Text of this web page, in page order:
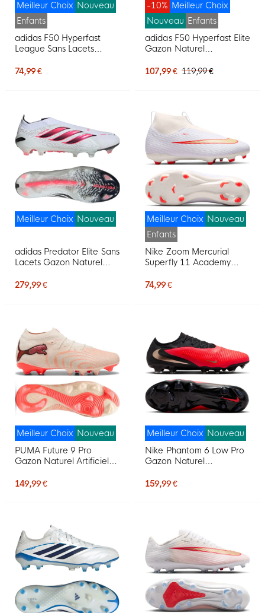
Meilleur Choix Nouveau
Enfants
adidas F50 Hyperfast
League Sans Lacets
Chaussures de Foot (FG)
74,99 €
Meilleur Choix
-10%
Nouveau Enfants
adidas F50 Hyperfast Elite
Gazon Naturel
Enfants Blanc Mauve
107,99 € 119,99 €
Meilleur Choix Nouveau
adidas Predator Elite Sans
Lacets Gazon Naturel
Blanc Noir Rose
279,99 €
Meilleur Choix Nouveau
Enfants
Nike Zoom Mercurial
Superfly 11 Academy
Chaussures de Foot (MG)
74,99 €
Meilleur Choix Nouveau
PUMA Future 9 Pro
Gazon Naturel Artificiel
Blanc Cassé Noir Rose
149,99 €
Meilleur Choix Nouveau
Nike Phantom 6 Low Pro
Gazon Naturel
Noir Rouge Vif Doré
159,99 €